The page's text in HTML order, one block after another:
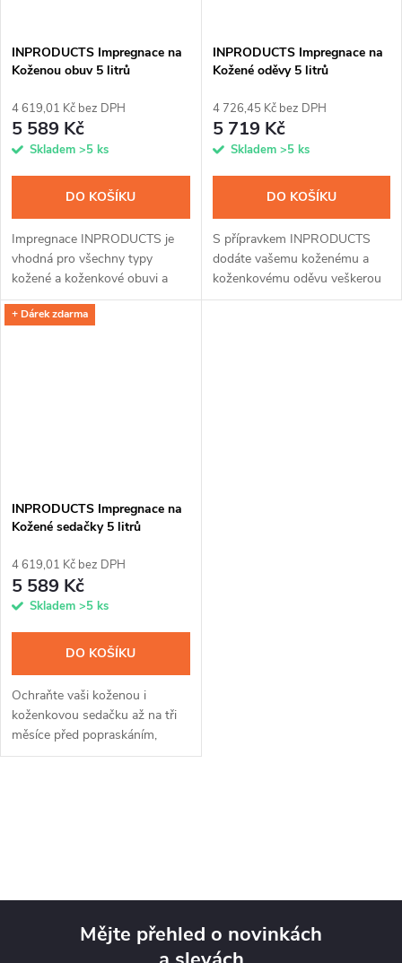
INPRODUCTS Impregnace na
Koženou obuv 5 litrů
4 619,01 Kč bez DPH
5 589 Kč
Skladem >5 ks
DO KOŠÍKU
Impregnace INPRODUCTS je
vhodná pro všechny typy
kožené a koženkové obuvi a
přináší v sobě hned tři unikátní
přípravky v jednom. Po snadné
INPRODUCTS Impregnace na
Kožené oděvy 5 litrů
4 726,45 Kč bez DPH
5 719 Kč
Skladem >5 ks
DO KOŠÍKU
S přípravkem INPRODUCTS
dodáte vašemu koženému a
koženkovému oděvu veškerou
péči. Díky jedinečnému spojení
+ Dárek zdarma
INPRODUCTS Impregnace na
Kožené sedačky 5 litrů
4 619,01 Kč bez DPH
5 589 Kč
Skladem >5 ks
DO KOŠÍKU
Ochraňte vaši koženou i
koženkovou sedačku až na tři
měsíce před popraskáním,
vlhkem a nečistotami s
Mějte přehled o novinkách